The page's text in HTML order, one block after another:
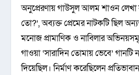
অনুপ্রেরণায় গাউসুল আলম শাওন লেখা
তো?’, অব্যক্ত প্রেমের নাটকটি ছিল
মনোজ প্রামাণিক ও নাবিলার
গাওয়া ‌‘সারাদিন তোমায় ভেবে’ গানটি
দিয়েছিল। নির্মাণ করেছিলেন